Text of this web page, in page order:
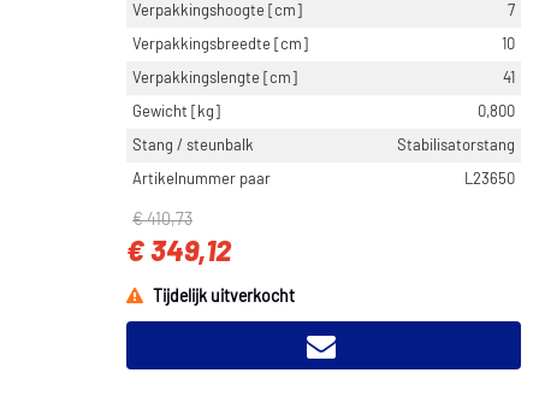
Verpakkingshoogte [cm]
7
Verpakkingsbreedte [cm]
10
Verpakkingslengte [cm]
41
Gewicht [kg]
0,800
Stang / steunbalk
Stabilisatorstang
Artikelnummer paar
L23650
€ 410,73
€ 349,12
Tijdelijk uitverkocht